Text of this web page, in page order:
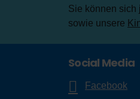
Sie können sich
sowie unsere
Social Media
Facebook